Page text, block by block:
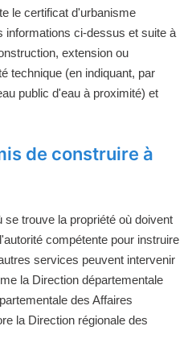
le certificat d'urbanisme
informations ci-dessus et suite à
extension ou
technique (en indiquant, par
public d'eau à proximité) et
de construire à
trouve la propriété où doivent
compétente pour instruire
services peuvent intervenir
la Direction départementale
des Affaires
la Direction régionale des